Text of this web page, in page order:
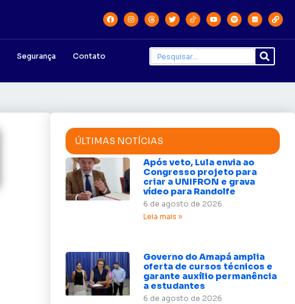
Segurança Contato
ÚLTIMAS NOTÍCIAS
Após veto, Lula envia ao
Congresso projeto para
criar a UNIFRON e grava
vídeo para Randolfe
6 de agosto de 2026
Leia mais »
Governo do Amapá amplia
oferta de cursos técnicos e
garante auxílio permanência
a estudantes
6 de agosto de 2026